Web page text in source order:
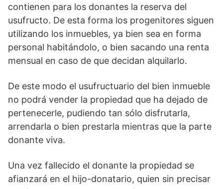
contienen para los donantes la reserva del
usufructo. De esta forma los progenitores siguen
utilizando los inmuebles, ya bien sea en forma
personal habitándolo, o bien sacando una renta
mensual en caso de que decidan alquilarlo.
De este modo el usufructuario del bien inmueble
no podrá vender la propiedad que ha dejado de
pertenecerle, pudiendo tan sólo disfrutarla,
arrendarla o bien prestarla mientras que la parte
donante viva.
Una vez fallecido el donante la propiedad se
afianzará en el hijo-donatario, quien sin precisar